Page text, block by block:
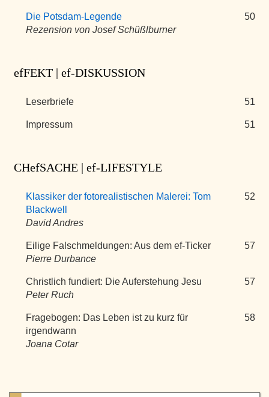
Die Potsdam-Legende
Rezension von Josef Schüßlburner
50
efFEKT | ef-DISKUSSION
Leserbriefe 51
Impressum 51
CHefSACHE | ef-LIFESTYLE
Klassiker der fotorealistischen Malerei: Tom
Blackwell
David Andres
52
Eilige Falschmeldungen: Aus dem ef-Ticker
Pierre Durbance
57
Christlich fundiert: Die Auferstehung Jesu
Peter Ruch
57
Fragebogen: Das Leben ist zu kurz für
irgendwann
Joana Cotar
58